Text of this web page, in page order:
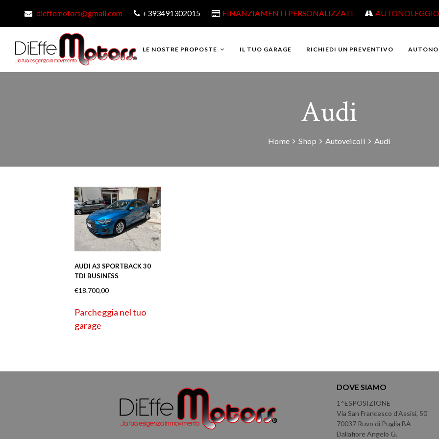
dieffemotors@gmail.com +393491302015 FINANZIAMENTI PERSONALIZZATI AUTONOLEGGIO
LE NOSTRE PROPOSTE IL TUO GARAGE RICHIEDI UN PREVENTIVO
Audi
Home Shop Autoveicoli Audi
AUDI A3 SPORTBACK 30
TDI BUSINESS
€18.700,00
Parcheggia nel tuo
garage
DOVE SIAMO
1^ESPOSIZIONE
Via San Francesco d'Assisi, 50
70037 Ruvo di Puglia BA
Dallafiore Angelo G.